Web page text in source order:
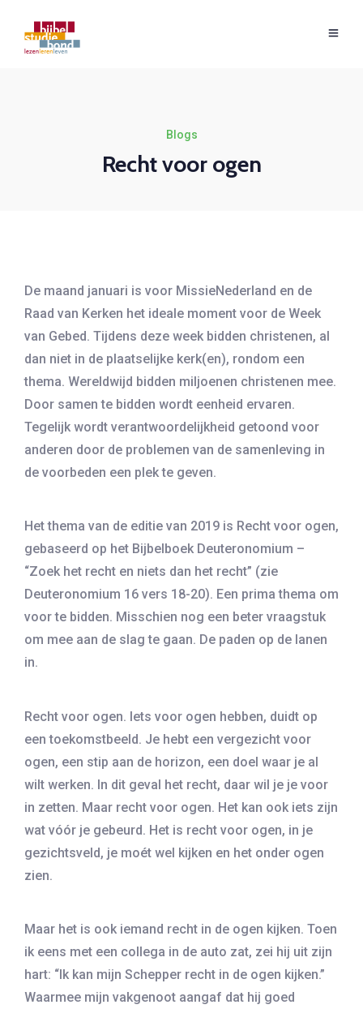
Blogs
Recht voor ogen
De maand januari is voor MissieNederland en de
Raad van Kerken het ideale moment voor de Week
van Gebed. Tijdens deze week bidden christenen, al
dan niet in de plaatselijke kerk(en), rondom een
thema. Wereldwijd bidden miljoenen christenen mee.
Door samen te bidden wordt eenheid ervaren.
Tegelijk wordt verantwoordelijkheid getoond voor
anderen door de problemen van de samenleving in
de voorbeden een plek te geven.
Het thema van de editie van 2019 is Recht voor ogen,
gebaseerd op het Bijbelboek Deuteronomium –
“Zoek het recht en niets dan het recht” (zie
Deuteronomium 16 vers 18-20). Een prima thema om
voor te bidden. Misschien nog een beter vraagstuk
om mee aan de slag te gaan. De paden op de lanen
in.
Recht voor ogen. Iets voor ogen hebben, duidt op
een toekomstbeeld. Je hebt een vergezicht voor
ogen, een stip aan de horizon, een doel waar je al
wilt werken. In dit geval het recht, daar wil je je voor
in zetten. Maar recht voor ogen. Het kan ook iets zijn
wat vóór je gebeurd. Het is recht voor ogen, in je
gezichtsveld, je moét wel kijken en het onder ogen
zien.
Maar het is ook iemand recht in de ogen kijken. Toen
ik eens met een collega in de auto zat, zei hij uit zijn
hart: “Ik kan mijn Schepper recht in de ogen kijken.”
Waarmee mijn vakgenoot aangaf dat hij goed